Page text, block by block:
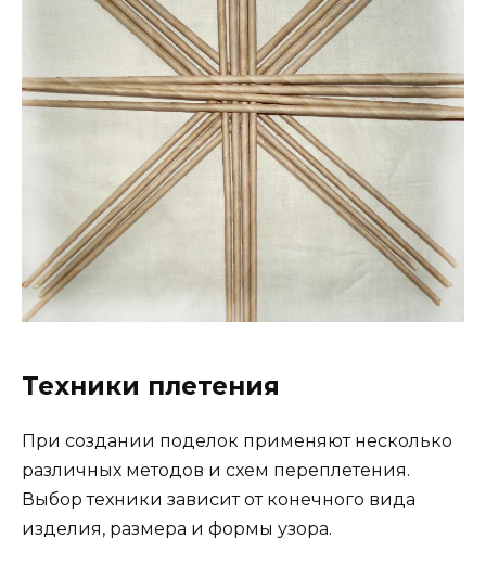
Техники плетения
При создании поделок применяют несколько
различных методов и схем переплетения.
Выбор техники зависит от конечного вида
изделия, размера и формы узора.